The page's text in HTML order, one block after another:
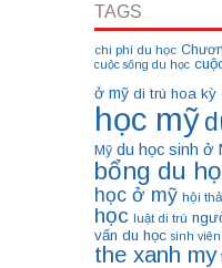
TAGS
chi phí du học
cuộc sống du học
ở mỹ di trú hoa kỳ
học mỹ
Mỹ du học sinh ở
bổng du
học ở mỹ hội
học luật di trú
vấn du học sinh
the xanh my